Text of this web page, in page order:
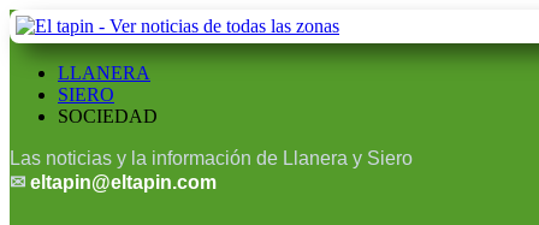
LLANERA
SIERO
SOCIEDAD
Las noticias y la información de Llanera y Siero
✉ eltapin@eltapin.com